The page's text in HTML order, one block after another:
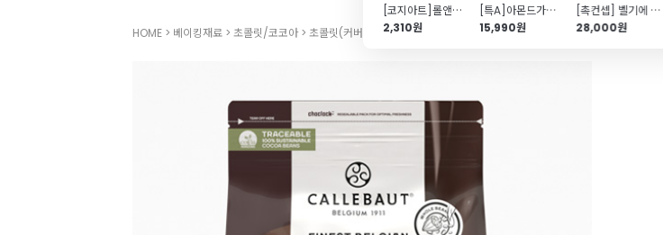
[코지아트]롤앤파운드박스(스타일리쉬\/스파클링소다)
2,310원
[특A]아몬드가루100%(1kg)
15,990원
[촉컨셉] 벨기에 프리미엄 다크 54%커버춰 초콜릿(1kg\/커버처)
28,000원
HOME > 베이킹재료 > 초콜릿/코코아> 초콜릿(커버처)